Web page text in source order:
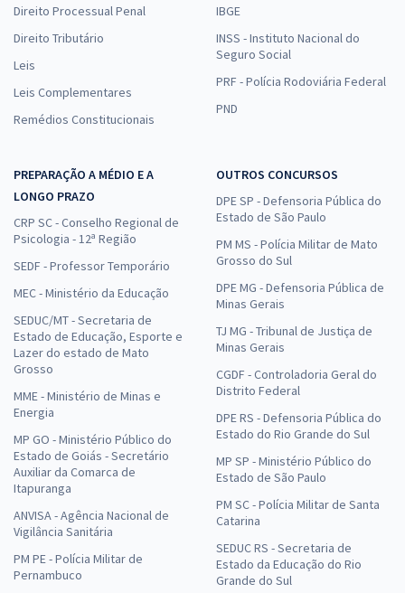
Direito Processual Penal
Direito Tributário
Leis
Leis Complementares
Remédios Constitucionais
IBGE
INSS - Instituto Nacional do
Seguro Social
PRF - Polícia Rodoviária Federal
PND
PREPARAÇÃO A MÉDIO E A
LONGO PRAZO
CRP SC - Conselho Regional de
Psicologia - 12ª Região
SEDF - Professor Temporário
MEC - Ministério da Educação
SEDUC/MT - Secretaria de
Estado de Educação, Esporte e
Lazer do estado de Mato
Grosso
MME - Ministério de Minas e
Energia
MP GO - Ministério Público do
Estado de Goiás - Secretário
Auxiliar da Comarca de
Itapuranga
ANVISA - Agência Nacional de
Vigilância Sanitária
PM PE - Polícia Militar de
Pernambuco
OUTROS CONCURSOS
DPE SP - Defensoria Pública do
Estado de São Paulo
PM MS - Polícia Militar de Mato
Grosso do Sul
DPE MG - Defensoria Pública de
Minas Gerais
TJ MG - Tribunal de Justiça de
Minas Gerais
CGDF - Controladoria Geral do
Distrito Federal
DPE RS - Defensoria Pública do
Estado do Rio Grande do Sul
MP SP - Ministério Público do
Estado de São Paulo
PM SC - Polícia Militar de Santa
Catarina
SEDUC RS - Secretaria de
Estado da Educação do Rio
Grande do Sul